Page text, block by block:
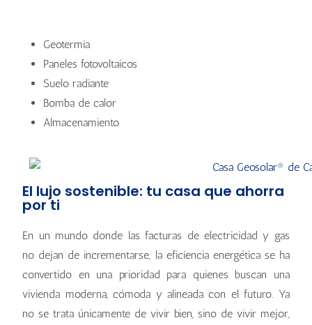
Geotermia
Paneles fotovoltaicos
Suelo radiante
Bomba de calor
Almacenamiento
El lujo sostenible: tu casa que ahorra
por ti
En un mundo donde las facturas de electricidad y gas
no dejan de incrementarse, la eficiencia energética se ha
convertido en una prioridad para quienes buscan una
vivienda moderna, cómoda y alineada con el futuro. Ya
no se trata únicamente de vivir bien, sino de vivir mejor,